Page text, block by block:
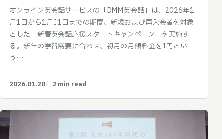
オンライン英会話サービスの「DMM英会話」は、2026年1
月1日から1月31日までの期間、新規および再入会者を対象
とした「新春英会話応援スタートキャンペーン」を実施す
る。新年の学習需要に合わせ、初月の月額料金を1円とい
う…
2026.01.20 2 min read